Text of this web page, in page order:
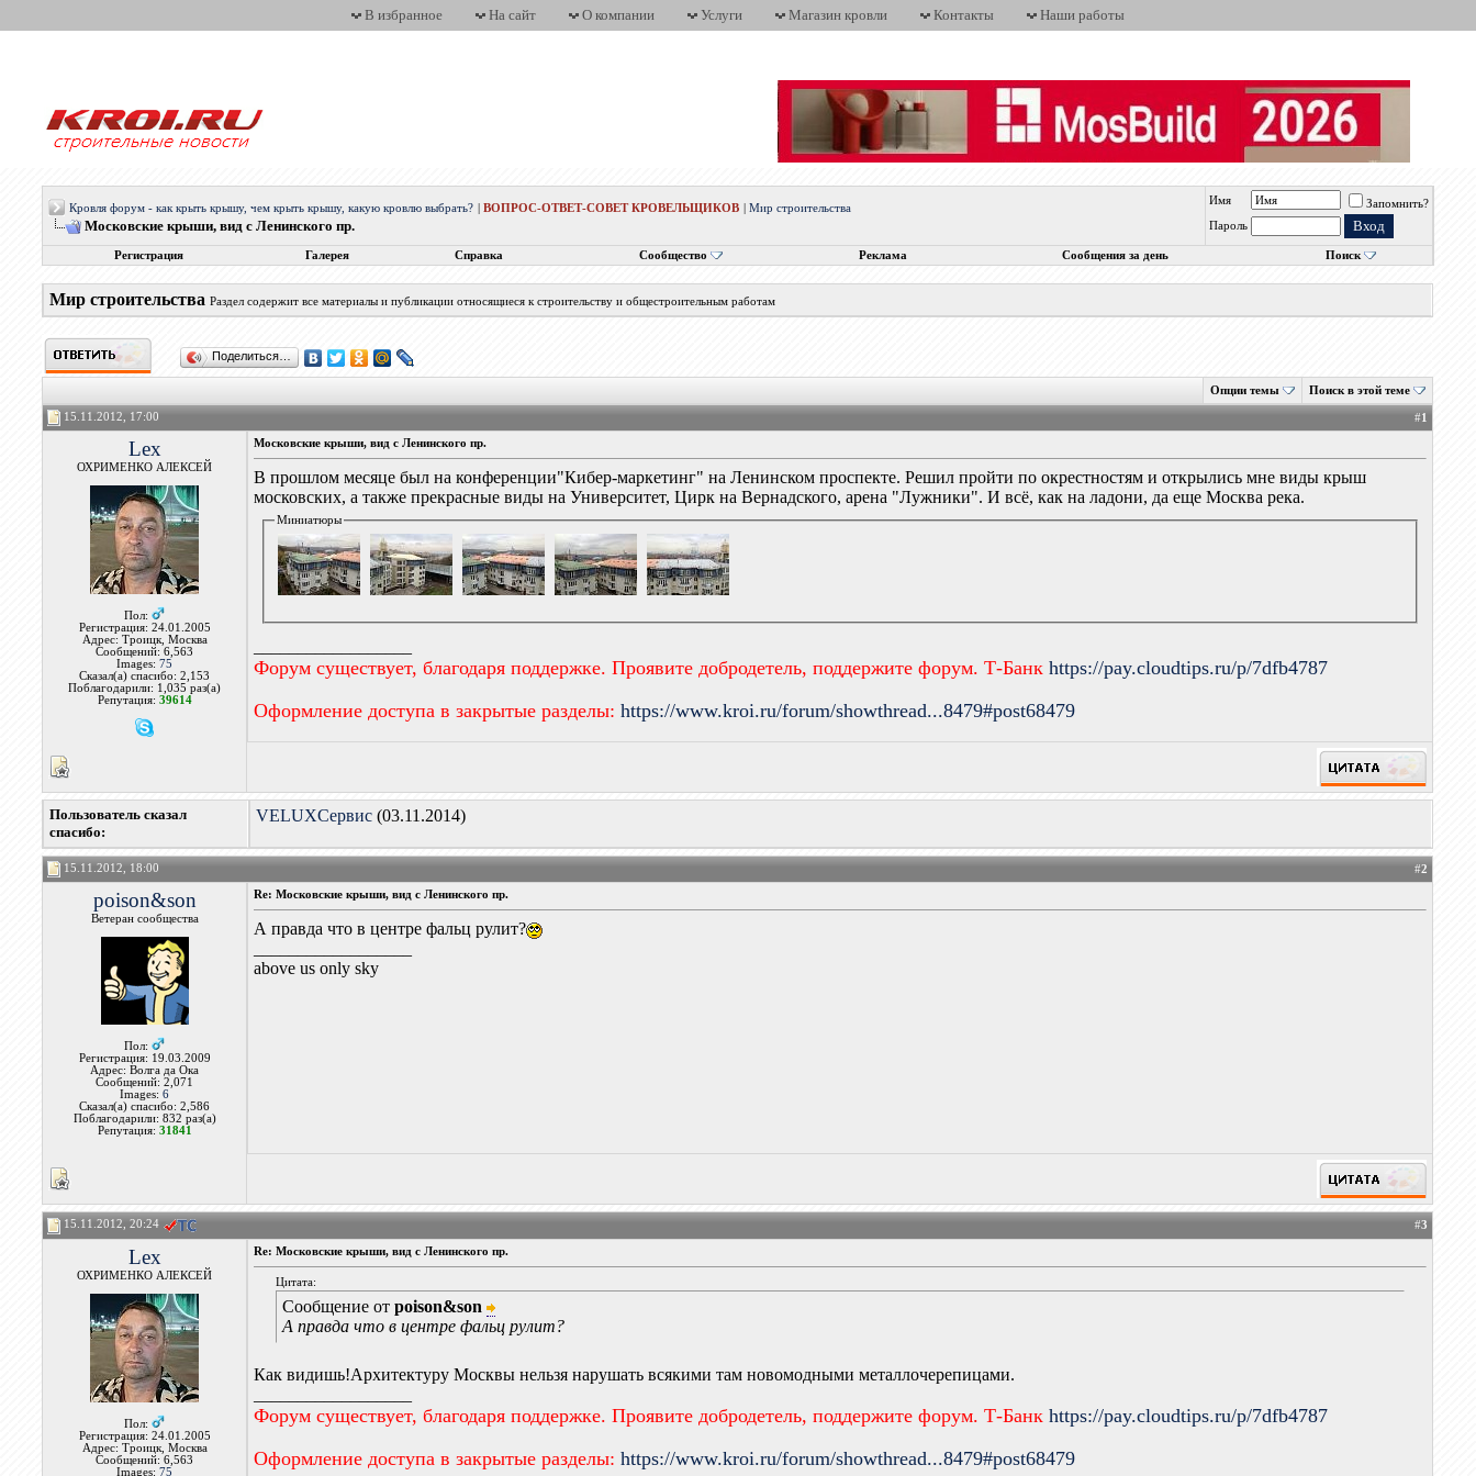
В избранное На сайт О компании Услуги Магазин кровли Контакты Наши работы
Кровля форум - как крыть крышу, чем крыть крышу, какую кровлю выбрать? |ВОПРОС-ОТВЕТ-СОВЕТ КРОВЕЛЬЩИКОВ |Мир строительства
Московские крыши, вид с Ленинского пр.
Имя
Запомнить?
Пароль
Регистрация Галерея Справка Сообщество Реклама Сообщения за день Поиск
Мир строительства Раздел содержит все материалы и публикации относящиеся к строительству и общестроительным работам
Поделиться…
Опции темы Поиск в этой теме
15.11.2012, 17:00 #1
Lex
ОХРИМЕНКО АЛЕКСЕЙ
Пол:
Регистрация: 24.01.2005
Адрес: Троицк, Москва
Сообщений: 6,563
Images:75
Сказал(а) спасибо: 2,153
Поблагодарили: 1,035 раз(а)
Репутация: 39614
Московские крыши, вид с Ленинского пр.
В прошлом месяце был на конференции"Кибер-маркетинг" на Ленинском проспекте. Решил пройти по окрестностям и открылись мне виды крыш
московских, а также прекрасные виды на Университет, Цирк на Вернадского, арена "Лужники". И всё, как на ладони, да еще Москва река.
Миниатюры
Форум существует, благодаря поддержке. Проявите добродетель, поддержите форум. Т-Банкhttps://pay.cloudtips.ru/p/7dfb4787
Оформление доступа в закрытые разделы:https://www.kroi.ru/forum/showthread...8479#post68479
Пользователь сказал
cпасибо:
VELUXСервис (03.11.2014)
15.11.2012, 18:00 #2
poison&son
Ветеран сообщества
Пол:
Регистрация: 19.03.2009
Адрес: Волга да Ока
Сообщений: 2,071
Images:6
Сказал(а) спасибо: 2,586
Поблагодарили: 832 раз(а)
Репутация: 31841
Re: Московские крыши, вид с Ленинского пр.
А правда что в центре фальц рулит?
above us only sky
15.11.2012, 20:24 #3
Lex
ОХРИМЕНКО АЛЕКСЕЙ
Пол:
Регистрация: 24.01.2005
Адрес: Троицк, Москва
Сообщений: 6,563
Images:75
Re: Московские крыши, вид с Ленинского пр.
Цитата:
Сообщение отpoison&son
А правда что в центре фальц рулит?
Как видишь!Архитектуру Москвы нельзя нарушать всякими там новомодными металлочерепицами.
Форум существует, благодаря поддержке. Проявите добродетель, поддержите форум. Т-Банкhttps://pay.cloudtips.ru/p/7dfb4787
Оформление доступа в закрытые разделы:https://www.kroi.ru/forum/showthread...8479#post68479